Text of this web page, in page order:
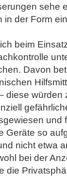
sehe
der Form
beim
Davon
diese würden
und
Geräte so
nicht etwa
bei der
die